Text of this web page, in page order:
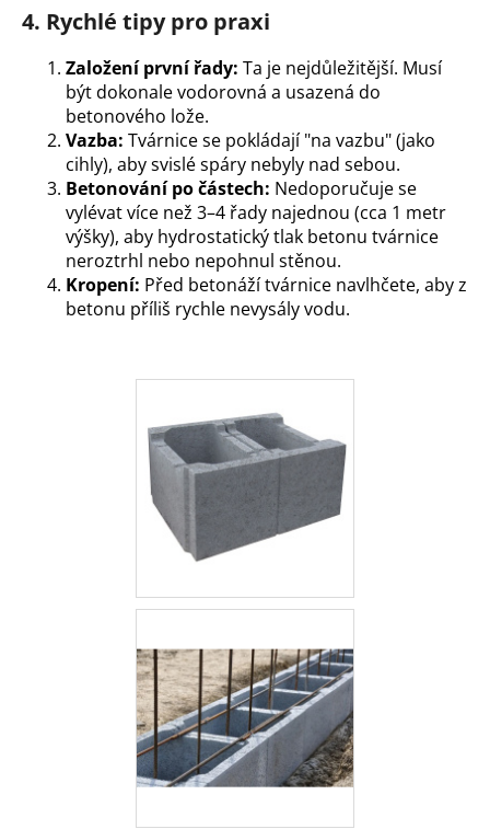
4. Rychlé tipy pro praxi
Založení první řady: Ta je nejdůležitější. Musí
být dokonale vodorovná a usazená do
betonového lože.
Vazba: Tvárnice se pokládají "na vazbu" (jako
cihly), aby svislé spáry nebyly nad sebou.
Betonování po částech: Nedoporučuje se
vylévat více než 3–4 řady najednou (cca 1 metr
výšky), aby hydrostatický tlak betonu tvárnice
neroztrhl nebo nepohnul stěnou.
Kropení: Před betonáží tvárnice navlhčete, aby z
betonu příliš rychle nevysály vodu.